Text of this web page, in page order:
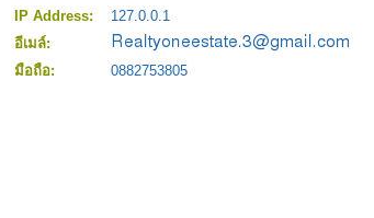
IP Address:
127.0.0.1
อีเมล์:
มือถือ:
0882753805